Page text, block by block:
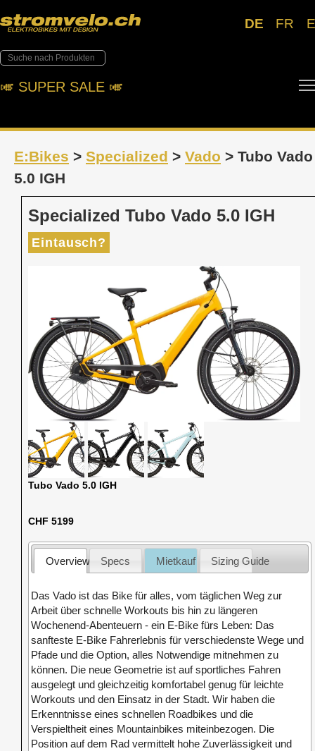
DE FR
🎺︎ SUPER SALE 🎺︎
E:Bikes > Specialized > Vado > Tubo Vado
5.0 IGH
Specialized Tubo Vado 5.0 IGH
Eintausch?
Tubo Vado 5.0 IGH
CHF 5199
Overview Specs Mietkauf Sizing Guide
Das Vado ist das Bike für alles, vom täglichen Weg zur
Arbeit über schnelle Workouts bis hin zu längeren
Wochenend-Abenteuern - ein E-Bike fürs Leben: Das
sanfteste E-Bike Fahrerlebnis für verschiedenste Wege und
Pfade und die Option, alles Notwendige mitnehmen zu
können. Die neue Geometrie ist auf sportliches Fahren
ausgelegt und gleichzeitig komfortabel genug für leichte
Workouts und den Einsatz in der Stadt. Wir haben die
Erkenntnisse eines schnellen Roadbikes und die
Verspieltheit eines Mountainbikes miteinbezogen. Die
Position auf dem Rad vermittelt hohe Zuverlässigkeit und